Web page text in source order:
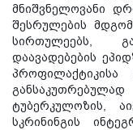
მნიშვნელოვანი
შესრულების
სირთულეებს,
დაავადებების
ტუბერკულოზის,
სკრინინგის